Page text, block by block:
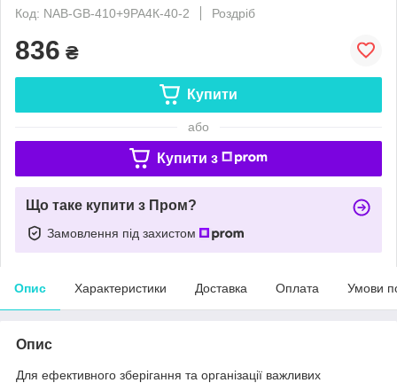
Код: NAB-GB-410+9PA4К-40-2
Роздріб
836 ₴
Купити
або
Купити з
Що таке купити з Пром?
Замовлення під захистом
Опис Характеристики Доставка Оплата Умови
Опис
Для ефективного зберігання та організації важливих